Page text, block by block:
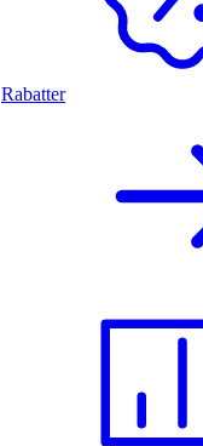
Rabatter